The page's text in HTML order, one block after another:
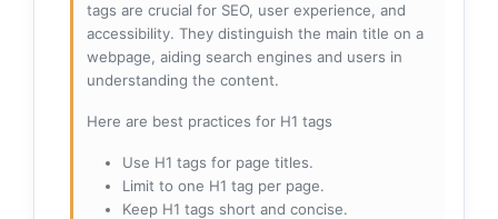
tags are crucial for SEO, user experience, and
accessibility. They distinguish the main title on a
webpage, aiding search engines and users in
understanding the content.
Here are best practices for H1 tags
Use H1 tags for page titles.
Limit to one H1 tag per page.
Keep H1 tags short and concise.